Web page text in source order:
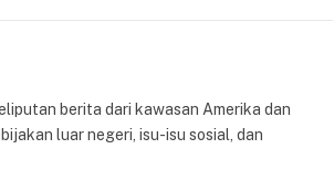
berita dari kawasan Amerika dan
luar negeri, isu-isu sosial, dan